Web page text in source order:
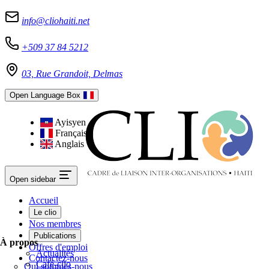
info@cliohaiti.net
+509 37 84 5212
03, Rue Grandoit, Delmas
Open Language Box
Ayisyen
Français
Anglais
Open sidebar
Accueil
Le clio
À propos
Qui sommes-nous
Nos membres
Publications
Actualités
Café-clio
Offres d'emploi
Contactez-nous